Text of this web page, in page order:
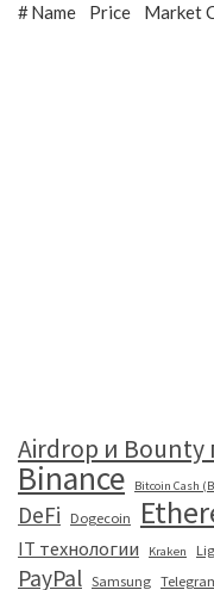
#Name Price Market
Airdrop и
Binance Bitcoin Cash
DeFi Dogecoin
IT технологии Kraken
PayPal Samsung